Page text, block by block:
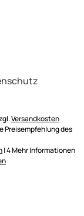
Versandkosten
Preisempfehlung des
| 4 Mehr Informationen